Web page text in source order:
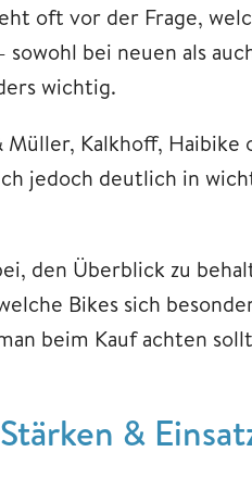
oft vor der Frage,
bei neuen als
wichtig.
Kalkhoff, Haibike
jedoch deutlich in
den Überblick zu
Bikes sich
beim Kauf achten
&